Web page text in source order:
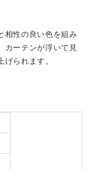
相性の良い色を組み
カーテンが浮いて見
られます。